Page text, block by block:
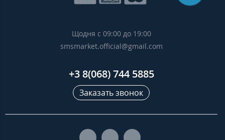
Щодня с 09:00 до 19:00
smsmarket.official@gmail.com
+3 8(068) 744 5885
Заказать звонок